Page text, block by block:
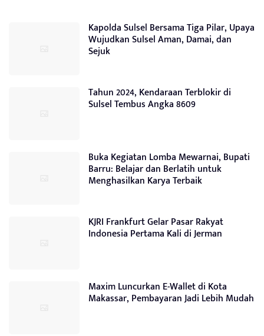
Kapolda Sulsel Bersama Tiga Pilar, Upaya
Wujudkan Sulsel Aman, Damai, dan
Sejuk
Tahun 2024, Kendaraan Terblokir di
Sulsel Tembus Angka 8609
Buka Kegiatan Lomba Mewarnai, Bupati
Barru: Belajar dan Berlatih untuk
Menghasilkan Karya Terbaik
KJRI Frankfurt Gelar Pasar Rakyat
Indonesia Pertama Kali di Jerman
Maxim Luncurkan E-Wallet di Kota
Makassar, Pembayaran Jadi Lebih Mudah